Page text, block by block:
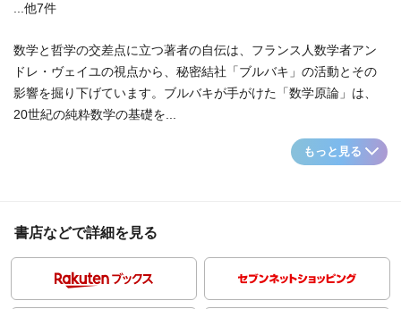
...他7件
数学と哲学の交差点に立つ著者の自伝は、フランス人数学者アン
ドレ・ヴェイユの視点から、秘密結社「ブルバキ」の活動とその
影響を掘り下げています。ブルバキが手がけた「数学原論」は、
20世紀の純粋数学の基礎を...
もっと見る
書店などで詳細を見る